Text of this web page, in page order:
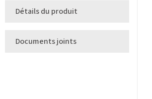
Détails du produit
Documents joints